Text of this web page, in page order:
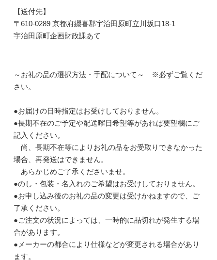
【送付先】
〒610-0289 京都府綴喜郡宇治田原町立川坂口18-1
宇治田原町企画財政課あて
～お礼の品の選択方法・手配について～ ※必ずご覧くだ
さい。
●お届けの日時指定はお受けしておりません。
●長期不在のご予定や配送曜日希望等があれば要望欄にご
記入ください。
尚、長期不在等によりお礼の品をお受取りできなかった
場合、再発送はできません。
あらかじめご了承くださいませ。
●のし・包装・名入れのご希望はお受けしておりません。
●お申し込み後のお礼の品の変更は受けかねますので、ご
了承ください。
●ご注文の状況によっては、一時的に品切れが発生する場
合があります。
●メーカーの都合により仕様などが変更される場合があり
ます。